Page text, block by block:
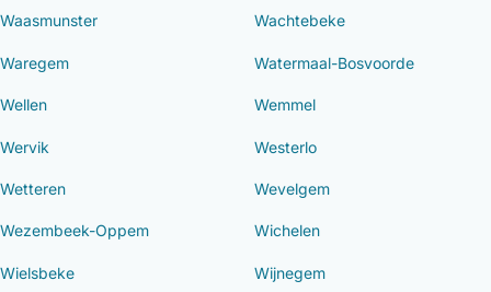
Waasmunster Wachtebeke
Waregem Watermaal-Bosvoorde
Wellen Wemmel
Wervik Westerlo
Wetteren Wevelgem
Wezembeek-Oppem Wichelen
Wielsbeke Wijnegem